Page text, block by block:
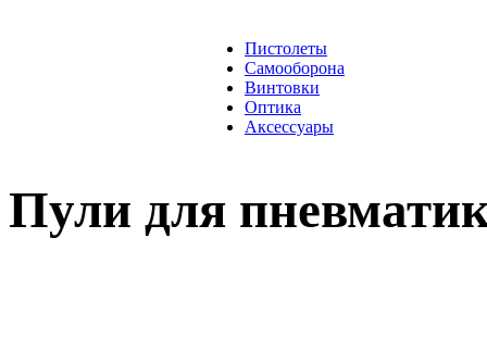
Пистолеты
Самооборона
Винтовки
Оптика
Аксессуары
Пули для